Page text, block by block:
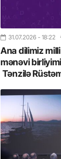
31.07.2026 - 18:22
Ana dilimiz
mənəvi
Tənzilə